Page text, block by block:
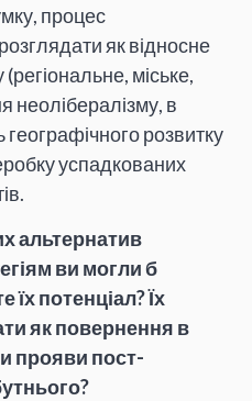
процес
як відносне
міське,
неолібералізму, в
географічного розвитку
успадкованих
альтернатив
ви могли б
їх потенціал? Їх
як повернення в
прояви пост-